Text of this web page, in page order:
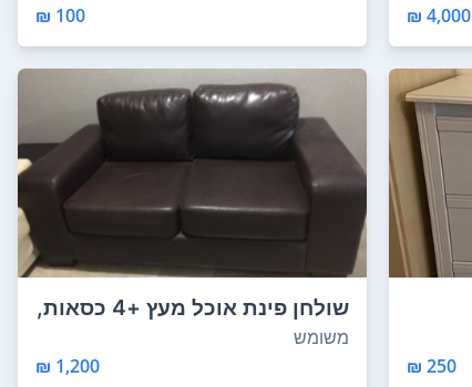
4,000 ₪
100 ₪
250 ₪
שולחן פינת אוכל מעץ +4 כסאות,
סלון דמוי ...
משומש
1,200 ₪